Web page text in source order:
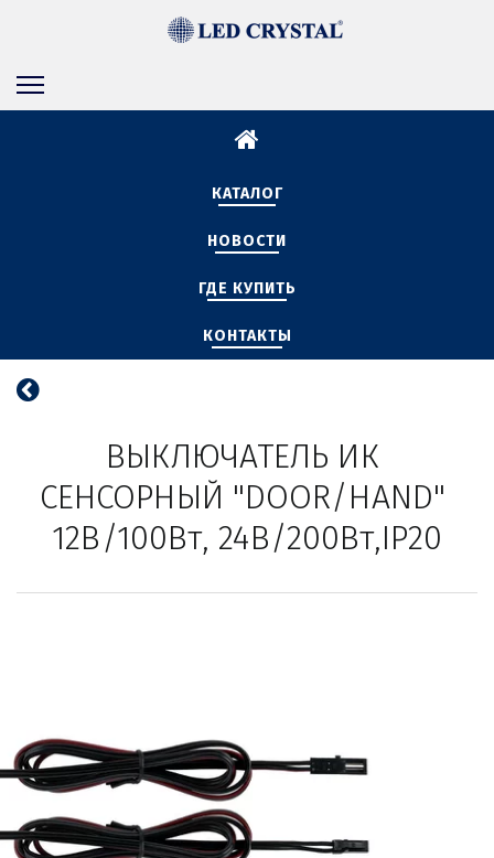
КАТАЛОГ
НОВОСТИ
ГДЕ КУПИТЬ
КОНТАКТЫ
ВЫКЛЮЧАТЕЛЬ ИК
СЕНСОРНЫЙ "DOOR/HAND"
12В/100Вт, 24В/200Вт,IP20